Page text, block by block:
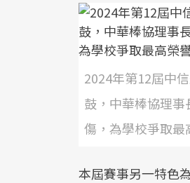
2024年第12屆中
鼓，中華棒協理
傷，為學校爭取
本屆賽事另一特色